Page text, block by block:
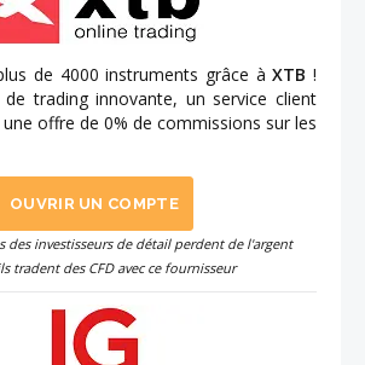
de 4000 instruments grâce àXTB !
trading innovante, un service client
offre de 0% de commissions sur les
OUVRIR UN COMPTE
des investisseurs de détail perdent de l'argent
tradent des CFD avec ce fournisseur